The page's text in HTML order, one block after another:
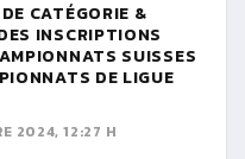
CATÉGORIE &
INSCRIPTIONS
SUISSES
DE LIGUE
2024, 12:27 H